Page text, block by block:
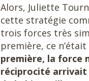
Alors, Juliette
cette stratégie
trois forces très
première, ce
première, la force
réciprocité arrivait